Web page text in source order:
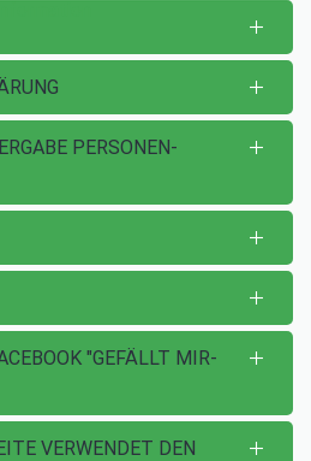
PERSONEN­
"GEFÄLLT MIR-
VERWENDET DEN